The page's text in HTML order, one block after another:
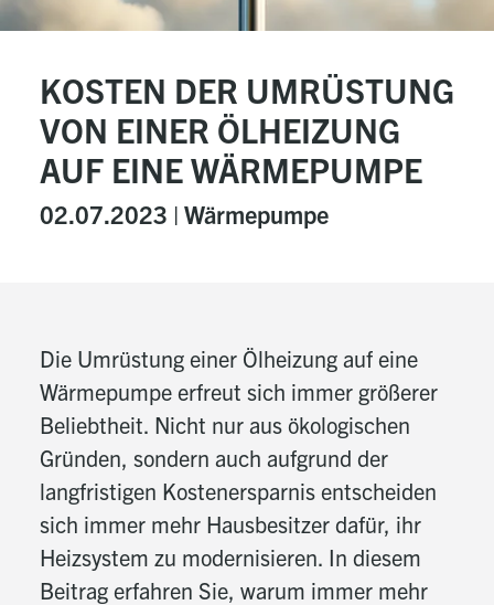
KOSTEN DER UMRÜSTUNG
VON EINER ÖLHEIZUNG
AUF EINE WÄRMEPUMPE
02.07.2023 | Wärmepumpe
Die Umrüstung einer Ölheizung auf eine
Wärmepumpe erfreut sich immer größerer
Beliebtheit. Nicht nur aus ökologischen
Gründen, sondern auch aufgrund der
langfristigen Kostenersparnis entscheiden
sich immer mehr Hausbesitzer dafür, ihr
Heizsystem zu modernisieren. In diesem
Beitrag erfahren Sie, warum immer mehr